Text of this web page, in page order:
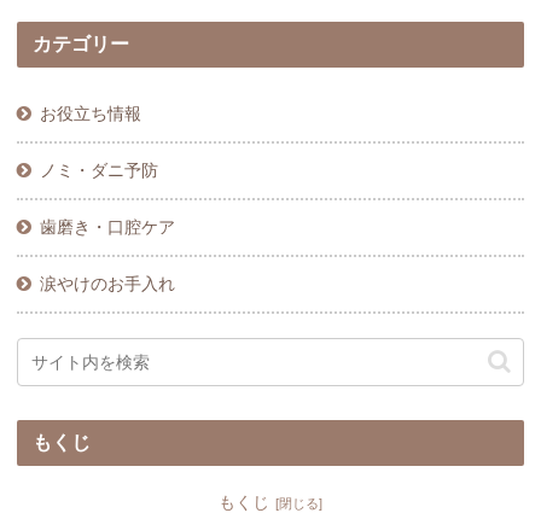
カテゴリー
お役立ち情報
ノミ・ダニ予防
歯磨き・口腔ケア
涙やけのお手入れ
もくじ
もくじ